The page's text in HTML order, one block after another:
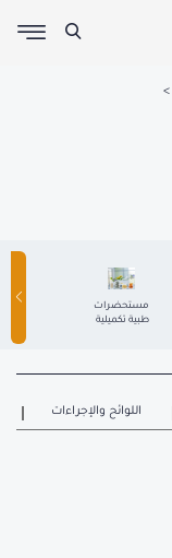
طبية تكميلية
اللوائح والإجراءات